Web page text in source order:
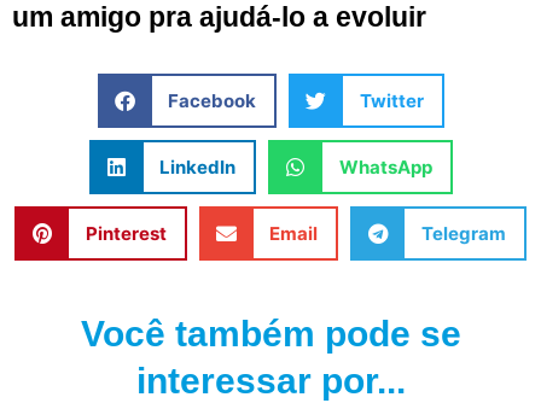
um amigo pra ajudá-lo a evoluir
Facebook Twitter
LinkedIn WhatsApp
Pinterest Email Telegram
Você também pode se
interessar por...